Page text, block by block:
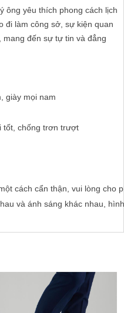
ông yêu thích phong cách lịch
đi làm công sở, sự kiện quan
đến sự tự tin và đẳng
giày mọi nam
tốt, chống trơn trượt
cách cẩn thận, vui lòng cho
và ánh sáng khác nhau,